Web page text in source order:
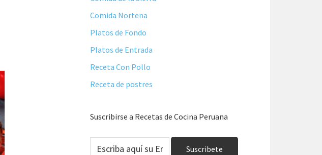
Comida Nortena
Platos de Fondo
Platos de Entrada
Receta Con Pollo
Receta de postres
Suscribirse a Recetas de Cocina Peruana